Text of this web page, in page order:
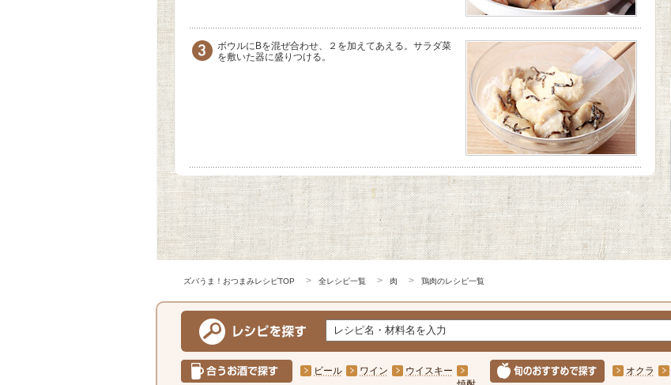
ボウルにBを混ぜ合わせ、２を加えてあえる。サラダ菜
を敷いた器に盛りつける。
ズバうま！おつまみレシピTOP 全レシピ一覧 肉 鶏肉のレシピ一覧
ビール ワイン
ウイスキー
オクラ